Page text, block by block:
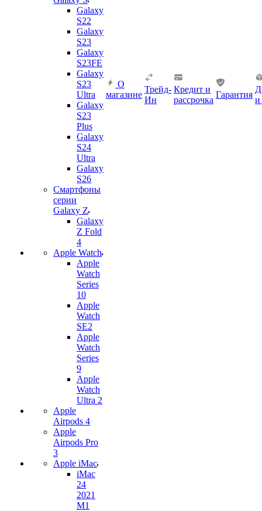
Galaxy
S22
Galaxy
S23
Galaxy
S23FE
Galaxy
S23
Ultra
Galaxy
S23
Plus
Galaxy
S24
Ultra
Galaxy
S26
Смартфоны
серии
Galaxy Z
Galaxy
Z Fold
4
Apple Watch
Apple
Watch
Series
10
Apple
Watch
SE2
Apple
Watch
Series
9
Apple
Watch
Ultra 2
Apple
Airpods 4
Apple
Airpods Pro
3
Apple iMac
iMac
24
2021
M1
О
магазине
Трейд-
Ин
Кредит и
рассрочка
Гарантия
и